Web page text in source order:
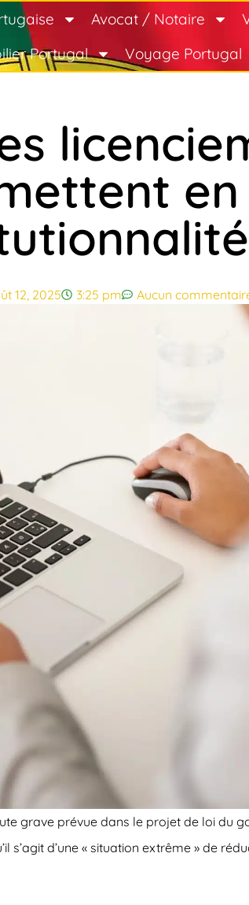
Avocat / Notaire
Portugal
Voyage Portugal
12, 2025 3:25 pm Aucun
grave prévue dans le projet de loi du
d’une « situation extrême » de